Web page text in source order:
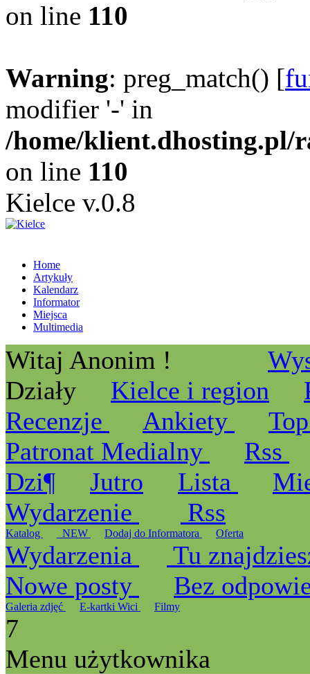
on line 110
Warning: preg_match() [
modifier '-' in
/home/klient.dhosting.pl/
on line 110
Kielce v.0.8
Home
Artykuły
Kalendarz
Informator
Miejsca
Multimedia
Witaj Anonim !
Działy
Kielce i region
Recenzje
Ankiety
Patronat Medialny
Rss
Dzi¶
Jutro Lista
Wydarzenie
Rss
Katalog _NEW Dodaj do Informatora Oferta
Wydarzenia
Tu
Nowe posty
Bez
Galeria zdjęć E-kartki Wici Filmy
7
Menu użytkownika